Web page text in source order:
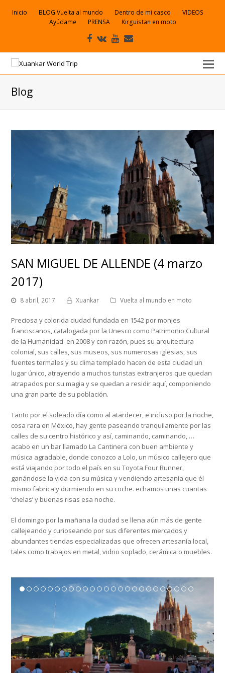
Inicio BLOG Vuelta al mundo Dentro de mi casco
VIDEOS
Ayúdame
PRENSA Kirguistan en moto
Facebook
VK Youtube
electrónico
Blog
SAN MIGUEL DE ALLENDE (4 marzo
2017)
8 abril, 2017 Xuankar Vuelta al mundo en moto
Preciosa y colorida ciudad fundada en 1542 por monjes
franciscanos, catalogada por la Unesco como Patrimonio Cultural
de la Humanidad en 2008 y con razón, pues su arquitectura
colonial, sus calles, sus museos, sus numerosas iglesias, sus
fuentes termales y su clima templado hacen de esta ciudad un
lugar único, atrayendo a muchos turistas extranjeros que quedan
atrapados por su magia y se quedan a residir aquí, componiendo
una gran parte de su población.
Tanto por el soleado día como al atardecer, e incluso por la noche,
cosa rara en México, hay gente paseando tranquilamente por las
calles de su centro histórico y así, caminando, caminando, …
acabo en un bar llamado La Cantinera con buen ambiente y
música agradable, donde conozco a Lolo, un músico callejero que
está viajando por todo el país en su Toyota Four Runner,
ganándose la vida con su música y vendiendo artesanía que él
mismo fabrica y durmiendo en su coche. echamos unas cuantas
‘chelas’ y buenas risas esa noche.
El domingo por la mañana la ciudad se llena aún más de gente
callejeando y curioseando por sus diferentes mercados y
abundantes tiendas especializadas que ofrecen artesanía local,
tales como trabajos en metal, vidrio soplado, cerámica o muebles.